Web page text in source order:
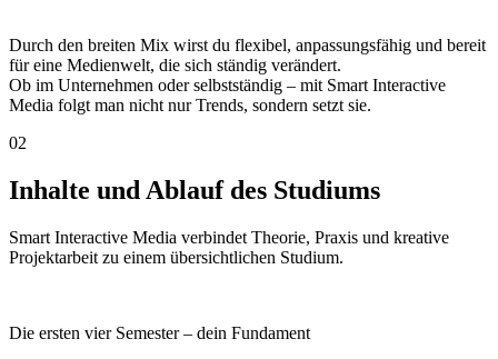
Durch den breiten Mix wirst du flexibel, anpassungsfähig und bereit
für eine Medienwelt, die sich ständig verändert.
Ob im Unternehmen oder selbstständig – mit Smart Interactive
Media folgt man nicht nur Trends, sondern setzt sie.
02
Inhalte und Ablauf des Studiums
Smart Interactive Media verbindet Theorie, Praxis und kreative
Projektarbeit zu einem übersichtlichen Studium.
Die ersten vier Semester – dein Fundament